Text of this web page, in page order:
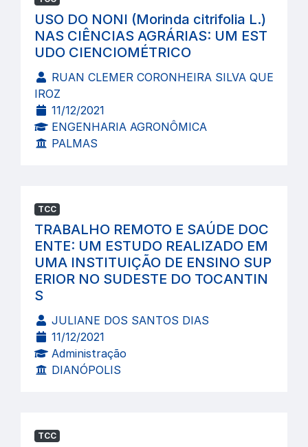
USO DO NONI (Morinda citrifolia L.)
NAS CIÊNCIAS AGRÁRIAS: UM EST
UDO CIENCIOMÉTRICO
RUAN CLEMER CORONHEIRA SILVA QUE
IROZ
11/12/2021
ENGENHARIA AGRONÔMICA
PALMAS
TCC
TRABALHO REMOTO E SAÚDE DOC
ENTE: UM ESTUDO REALIZADO EM
UMA INSTITUIÇÃO DE ENSINO SUP
ERIOR NO SUDESTE DO TOCANTIN
S
JULIANE DOS SANTOS DIAS
11/12/2021
Administração
DIANÓPOLIS
TCC